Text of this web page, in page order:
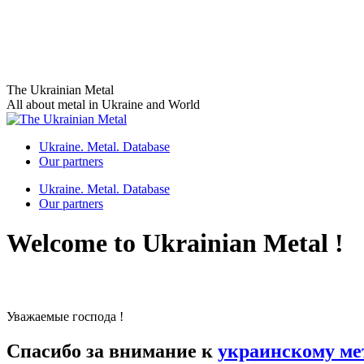
Skip
to
content
The Ukrainian Metal
All about metal in Ukraine and World
Ukraine. Metal. Database
Our partners
Ukraine. Metal. Database
Our partners
Welcome to Ukrainian Metal !
Уважаемые господа !
Спасибо за внимание к украинскому